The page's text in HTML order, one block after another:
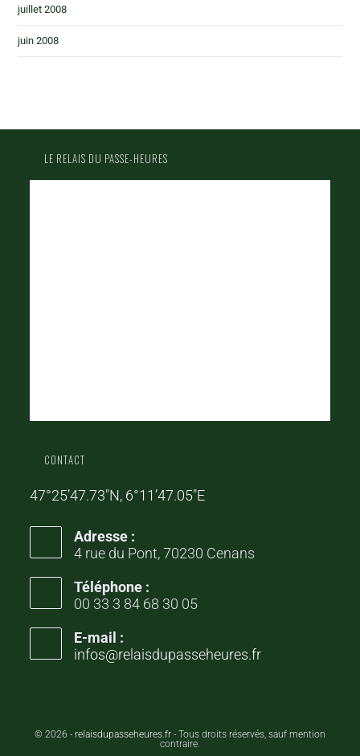
juillet 2008
juin 2008
LE RELAIS DU PASSE-HEURES
CONTACT
47°25’47.73″N, 6°11’47.05″E
Adresse :
4 rue du Pont, 70230 Cenans
Téléphone :
00 33 3 84 68 30 05
E-mail :
infos@relaisdupasseheures.fr
© 2026 - relaisdupasseheures.fr - Tous droits réservés, sauf mention
contraire.